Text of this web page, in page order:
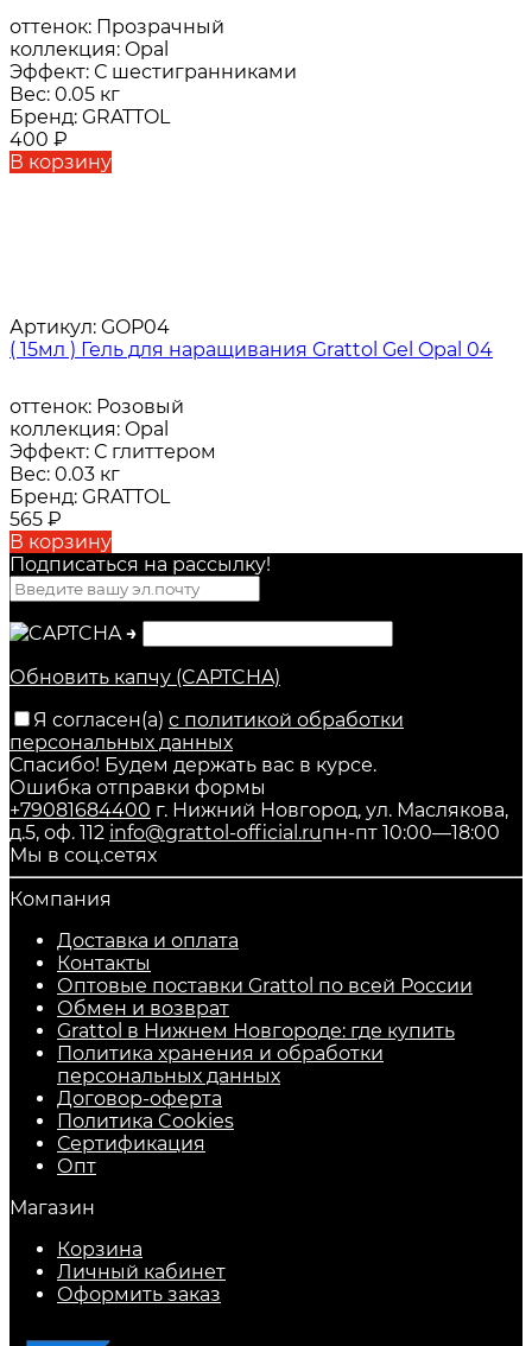
оттенок: Прозрачный
коллекция: Opal
Эффект: С шестигранниками
Вес: 0.05 кг
Бренд: GRATTOL
400 ₽
В корзину
Артикул: GOP04
( 15мл ) Гель для наращивания Grattol Gel Opal 04
оттенок: Розовый
коллекция: Opal
Эффект: С глиттером
Вес: 0.03 кг
Бренд: GRATTOL
565 ₽
В корзину
Подписаться на рассылкy!
→
Обновить капчу (CAPTCHA)
Я согласен(a) с политикой обработки
персональных данных
Спасибо! Будем держать вас в курсе.
Ошибка отправки формы
+79081684400 г. Нижний Новгород, ул. Маслякова,
д.5, оф. 112 info@grattol-official.ruпн-пт 10:00—18:00
Мы в соц.сетях
Компания
Доставка и оплата
Контакты
Оптовые поставки Grattol по всей России
Обмен и возврат
Grattol в Нижнем Новгороде: где купить
Политика хранения и обработки
персональных данных
Договор-оферта
Политика Cookies
Сертификация
Опт
Магазин
Корзина
Личный кабинет
Оформить заказ